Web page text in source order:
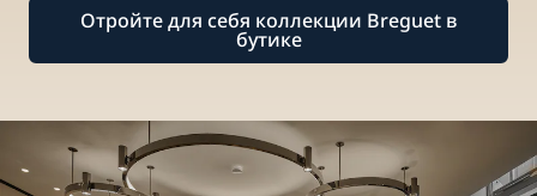
Отройте для себя коллекции Breguet в
бутике